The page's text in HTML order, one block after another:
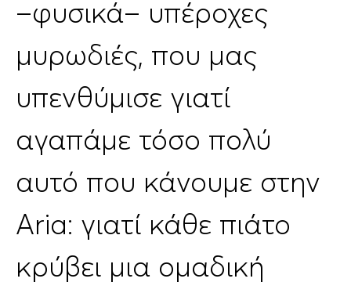
–φυσικά– υπέροχες
μυρωδιές, που μας
υπενθύμισε γιατί
αγαπάμε τόσο πολύ
αυτό που κάνουμε στην
Aria: γιατί κάθε πιάτο
κρύβει μια ομαδική